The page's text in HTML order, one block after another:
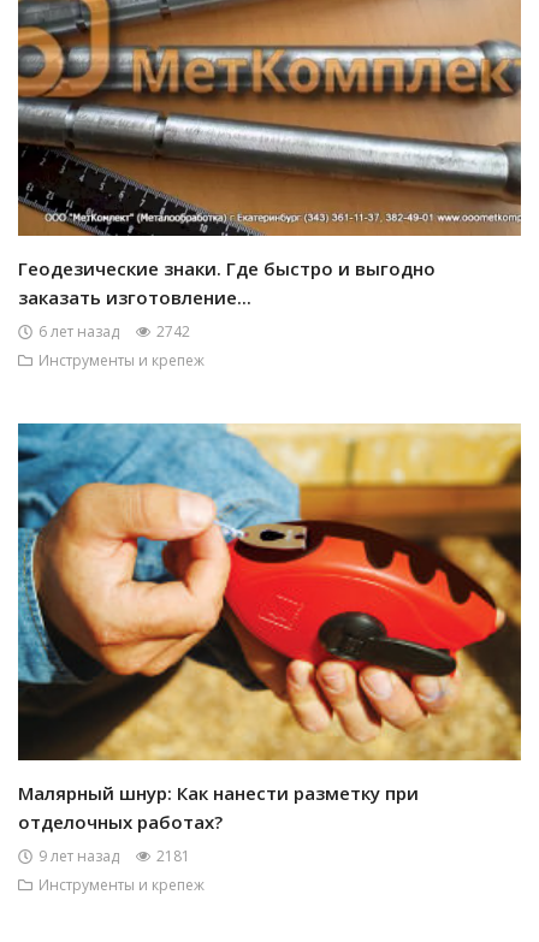
Геодезические знаки. Где быстро и выгодно
заказать изготовление...
6 лет назад
2742
Инструменты и крепеж
Малярный шнур: Как нанести разметку при
отделочных работах?
9 лет назад
2181
Инструменты и крепеж